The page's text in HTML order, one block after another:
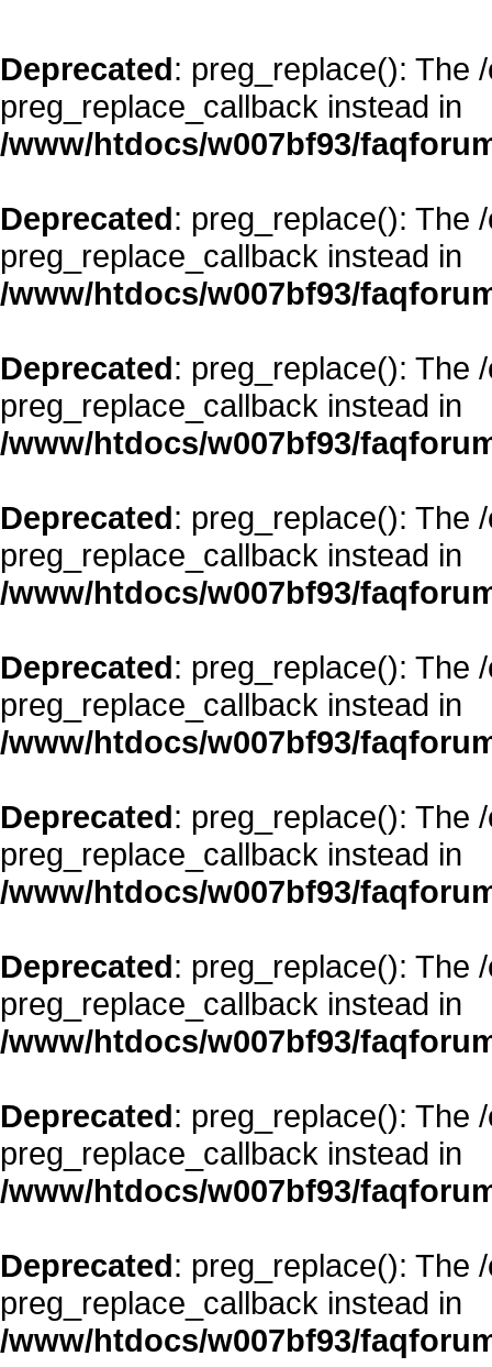
Deprecated: preg_replace(): The
preg_replace_callback instead in
/www/htdocs/w007bf93/
Deprecated: preg_replace(): The
preg_replace_callback instead in
/www/htdocs/w007bf93/
Deprecated: preg_replace(): The
preg_replace_callback instead in
/www/htdocs/w007bf93/
Deprecated: preg_replace(): The
preg_replace_callback instead in
/www/htdocs/w007bf93/
Deprecated: preg_replace(): The
preg_replace_callback instead in
/www/htdocs/w007bf93/
Deprecated: preg_replace(): The
preg_replace_callback instead in
/www/htdocs/w007bf93/
Deprecated: preg_replace(): The
preg_replace_callback instead in
/www/htdocs/w007bf93/
Deprecated: preg_replace(): The
preg_replace_callback instead in
/www/htdocs/w007bf93/
Deprecated: preg_replace(): The
preg_replace_callback instead in
/www/htdocs/w007bf93/